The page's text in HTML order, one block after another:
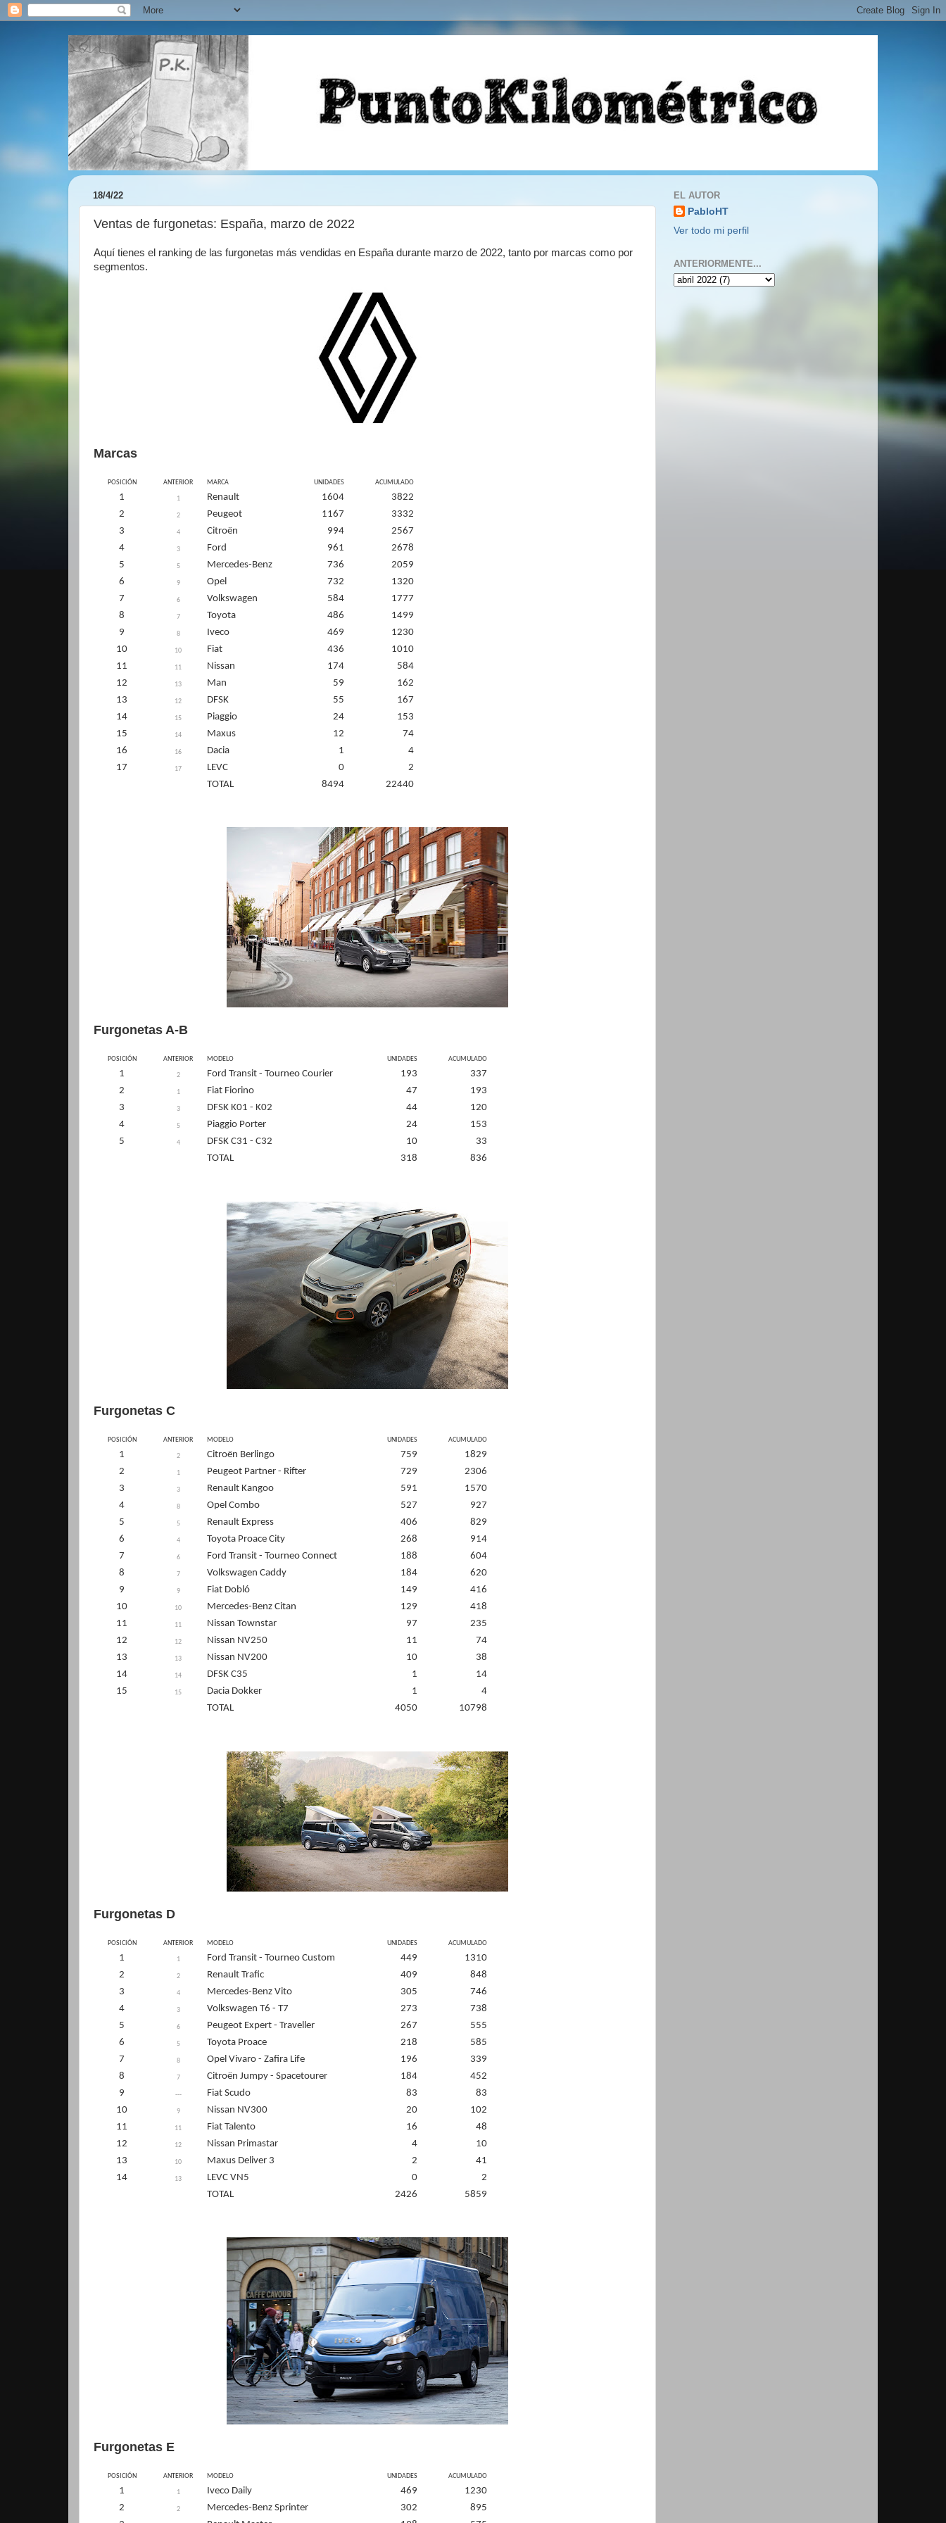
18/4/22
Ventas de furgonetas: España, marzo de 2022
Aquí tienes el ranking de las furgonetas más vendidas en España durante marzo de 2022, tanto por marcas como por
segmentos.
Marcas
POSICIÓN ANTERIOR MARCA UNIDADES ACUMULADO
1 1 Renault 1604
3822
2
2 Peugeot 1167
3332
3
4 Citroën 994
2567
4
3 Ford 961
2678
5
5 Mercedes-Benz 736
2059
6
9 Opel 732
1320
7
6 Volkswagen 584
1777
8
7 Toyota 486
1499
9
8 Iveco 469
1230
10
10 Fiat 436
1010
11
11 Nissan 174
584
12
13 Man 59
162
13
12 DFSK 55
167
14
15 Piaggio 24
153
15
14 Maxus 12
74
16
16 Dacia 1
4
17
17 LEVC 0
2
TOTAL
8494 22440
Furgonetas A-B
POSICIÓN ANTERIOR MODELO UNIDADES ACUMULADO
1 2 Ford Transit - Tourneo Courier 193
337
2
1 Fiat Fiorino 47
193
3
3 DFSK K01 - K02 44
120
4
5 Piaggio Porter 24
153
5
4 DFSK C31 - C32 10
33
TOTAL
318 836
Furgonetas C
POSICIÓN ANTERIOR MODELO UNIDADES ACUMULADO
1 2 Citroën Berlingo 759
1829
2
1 Peugeot Partner - Rifter 729
2306
3
3 Renault Kangoo 591
1570
4
8 Opel Combo 527
927
5
5 Renault Express 406
829
6
4 Toyota Proace City 268
914
7
6 Ford Transit - Tourneo Connect 188
604
8
7 Volkswagen Caddy 184
620
9
9 Fiat Dobló 149
416
10
10 Mercedes-Benz Citan 129
418
11
11 Nissan Townstar 97
235
12
12 Nissan NV250 11
74
13
13 Nissan NV200 10
38
14
14 DFSK C35 1
14
15
15 Dacia Dokker 1
4
TOTAL
4050 10798
Furgonetas D
POSICIÓN ANTERIOR MODELO UNIDADES ACUMULADO
1 1 Ford Transit - Tourneo Custom 449
1310
2
2 Renault Trafic 409
848
3
4 Mercedes-Benz Vito 305
746
4
3 Volkswagen T6 - T7 273
738
5
6 Peugeot Expert - Traveller 267
555
6
5 Toyota Proace 218
585
7
8 Opel Vivaro - Zafira Life 196
339
8
7 Citroën Jumpy - Spacetourer 184
452
9
--- Fiat Scudo 83
83
10
9 Nissan NV300 20
102
11
11 Fiat Talento 16
48
12
12 Nissan Primastar 4
10
13
10 Maxus Deliver 3 2
41
14
13 LEVC VN5 0
2
TOTAL
2426 5859
Furgonetas E
POSICIÓN ANTERIOR MODELO UNIDADES ACUMULADO
1 1 Iveco Daily 469
1230
2
2 Mercedes-Benz Sprinter 302
895
EL AUTOR
PabloHT
Ver todo mi perfil
ANTERIORMENTE...